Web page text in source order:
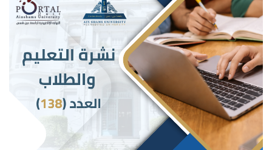
الطلاب
هيئة التدريس
الدراسات العليا